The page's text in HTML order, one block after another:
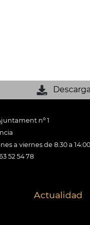
nº 1
a viernes de 8:30 a
52 54 78
Actualidad